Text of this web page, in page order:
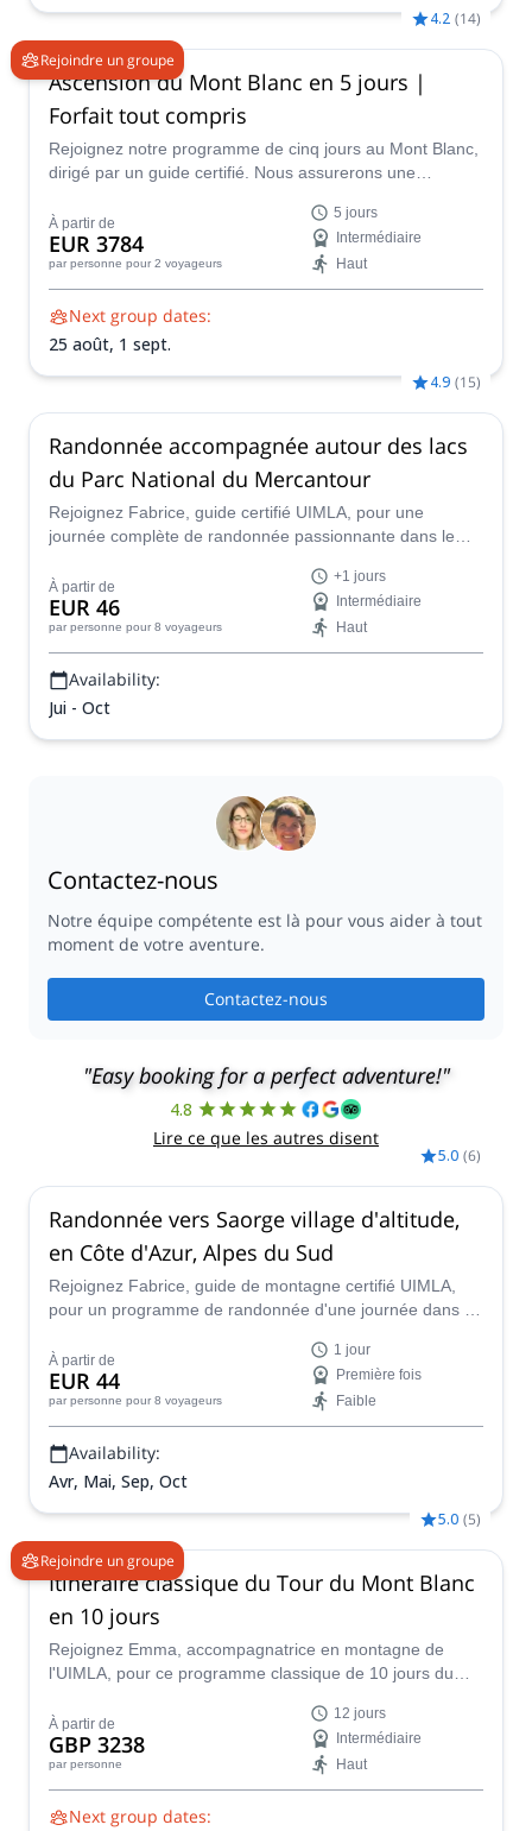
Rejoindre un groupe
4.2 (14)
Ascension du Mont Blanc en 5 jours |
Forfait tout compris
Rejoignez notre programme de cinq jours au Mont Blanc,
dirigé par un guide certifié. Nous assurerons une
compétences techniques pour une ascension victorieuse.
Acclimatez-vous et affinez vos compétences sur des
itinéraires comme l’Arête des Cosmiques et l’Aiguille du
Tour.
À partir de
EUR 3784
par personne pour 2 voyageurs
5 jours
Intermédiaire
Haut
Next group dates:
25 août, 1 sept.
4.9 (15)
Randonnée accompagnée autour des lacs
du Parc National du Mercantour
Rejoignez Fabrice, guide certifié UIMLA, pour une
journée complète de randonnée passionnante dans le
admirez la magnifique vallée de la Vesubie.
À partir de
EUR 46
par personne pour 8 voyageurs
+1 jours
Intermédiaire
Haut
Availability:
Jui - Oct
Contactez-nous
Notre équipe compétente est là pour vous aider à tout
moment de votre aventure.
Contactez-nous
"Easy booking for a perfect adventure!"
4.8
Lire ce que les autres disent
5.0 (6)
Randonnée vers Saorge village d'altitude,
en Côte d'Azur, Alpes du Sud
Rejoignez Fabrice, guide de montagne certifié UIMLA,
pour un programme de randonnée d'une journée dans le
Alpes maritimes du sud, sur la superbe Côte d'Azur.
À partir de
EUR 44
par personne pour 8 voyageurs
1 jour
Première fois
Faible
Availability:
Avr, Mai, Sep, Oct
Rejoindre un groupe
5.0 (5)
Itinéraire classique du Tour du Mont Blanc
en 10 jours
Rejoignez Emma, accompagnatrice en montagne de
l'UIMLA, pour ce programme classique de 10 jours du
randonneur passionné ne devrait manquer !
À partir de
GBP 3238
par personne
12 jours
Intermédiaire
Haut
Next group dates: